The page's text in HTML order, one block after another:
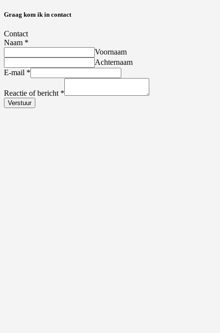
Graag kom ik in contact
Contact
Naam *
Voornaam
Achternaam
E-mail *
Reactie of bericht *
Verstuur